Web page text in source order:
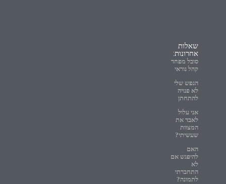
שאלות
אחרונות:
סובל מפחד
קהל נוראי
הנפש שלי
לא פנויה
להתחתן
אני עלול
לאבד את
המצוות
שעשיתי?
האם
להיפגש אם
לא
התחברתי
לתמונה?